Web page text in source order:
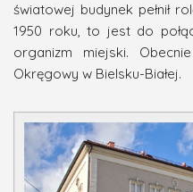
światowej budynek pełnił
1950 roku, to jest do
organizm miejski.
Okręgowy w Bielsku-Białej.